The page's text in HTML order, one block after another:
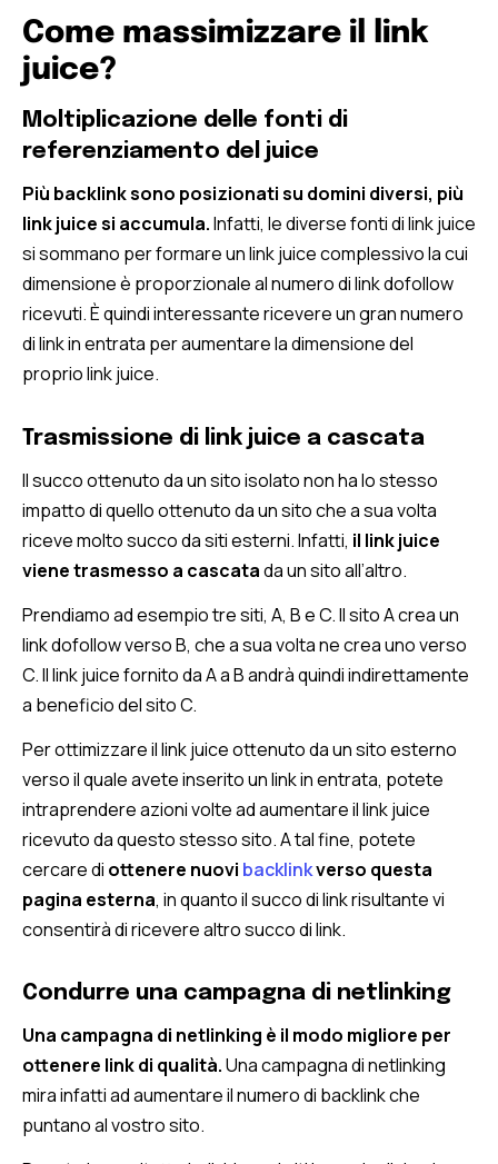
Come massimizzare il link
juice?
Moltiplicazione delle fonti di
referenziamento del juice
Più backlink sono posizionati su domini diversi, più
link juice si accumula.Infatti, le diverse fonti di link juice
si sommano per formare un link juice complessivo la cui
dimensione è proporzionale al numero di link dofollow
ricevuti. È quindi interessante ricevere un gran numero
di link in entrata per aumentare la dimensione del
proprio link juice.
Trasmissione di link juice a cascata
Il succo ottenuto da un sito isolato non ha lo stesso
impatto di quello ottenuto da un sito che a sua volta
riceve molto succo da siti esterni. Infatti, il link juice
viene trasmesso a cascatada un sito all’altro.
Prendiamo ad esempio tre siti, A, B e C. Il sito A crea un
link dofollow verso B, che a sua volta ne crea uno verso
C. Il link juice fornito da A a B andrà quindi indirettamente
a beneficio del sito C.
Per ottimizzare il link juice ottenuto da un sito esterno
verso il quale avete inserito un link in entrata, potete
intraprendere azioni volte ad aumentare il link juice
ricevuto da questo stesso sito. A tal fine, potete
cercare di ottenere nuovi backlinkverso questa
pagina esterna, in quanto il succo di link risultante vi
consentirà di ricevere altro succo di link.
Condurre una campagna di netlinking
Una campagna di netlinking è il modo migliore per
ottenere link di qualità.Una campagna di netlinking
mira infatti ad aumentare il numero di backlink che
puntano al vostro sito.